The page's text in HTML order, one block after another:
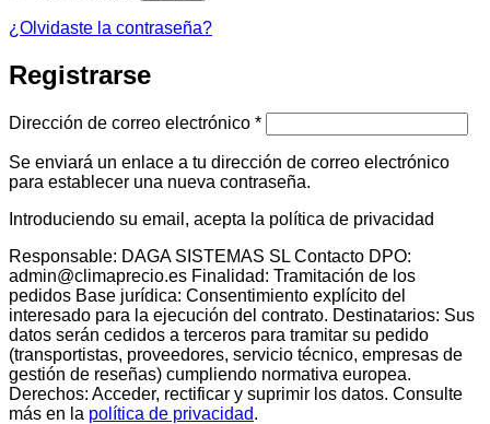
¿Olvidaste la contraseña?
Registrarse
Dirección de correo electrónico *Obligatorio
Se enviará un enlace a tu dirección de correo electrónico
para establecer una nueva contraseña.
Introduciendo su email, acepta la política de privacidad
Responsable: DAGA SISTEMAS SL Contacto DPO:
admin@climaprecio.es Finalidad: Tramitación de los
pedidos Base jurídica: Consentimiento explícito del
interesado para la ejecución del contrato. Destinatarios: Sus
datos serán cedidos a terceros para tramitar su pedido
(transportistas, proveedores, servicio técnico, empresas de
gestión de reseñas) cumpliendo normativa europea.
Derechos: Acceder, rectificar y suprimir los datos. Consulte
más en la política de privacidad.